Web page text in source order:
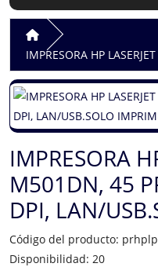
IMPRESORA HP
IMPRESORA
M501DN, 45
DPI, LAN/
Código del producto:
Disponibilidad: 20